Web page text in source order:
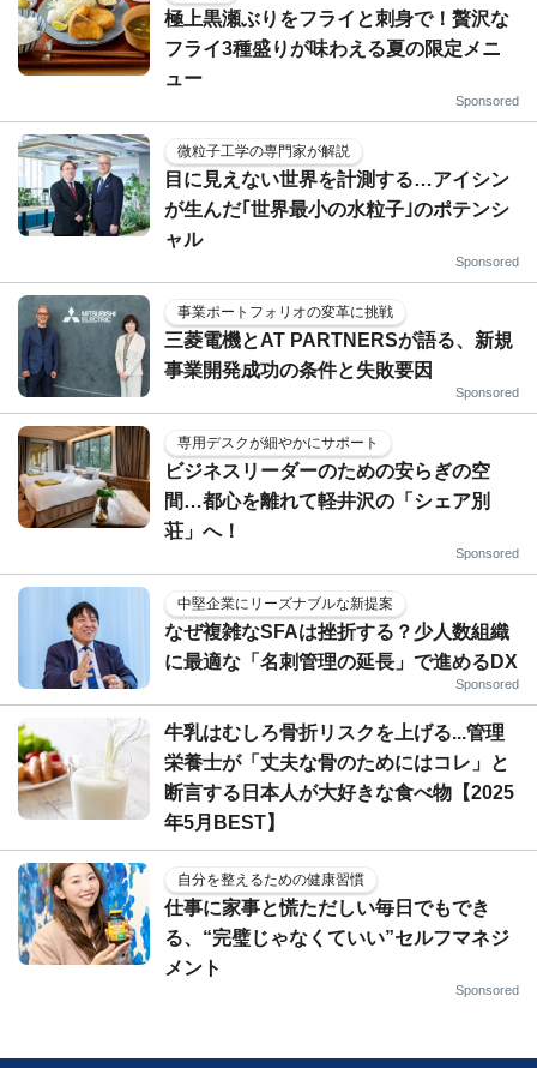
極上黒瀬ぶりをフライと刺身で！贅沢な
フライ3種盛りが味わえる夏の限定メニ
ュー
Sponsored
微粒子工学の専門家が解説
目に見えない世界を計測する…アイシン
が生んだ｢世界最小の水粒子｣のポテンシ
ャル
Sponsored
事業ポートフォリオの変革に挑戦
三菱電機とAT PARTNERSが語る、新規
事業開発成功の条件と失敗要因
Sponsored
専用デスクが細やかにサポート
ビジネスリーダーのための安らぎの空
間…都心を離れて軽井沢の「シェア別
荘」へ！
Sponsored
中堅企業にリーズナブルな新提案
なぜ複雑なSFAは挫折する？少人数組織
に最適な「名刺管理の延長」で進めるDX
Sponsored
牛乳はむしろ骨折リスクを上げる...管理
栄養士が「丈夫な骨のためにはコレ」と
断言する日本人が大好きな食べ物【2025
年5月BEST】
自分を整えるための健康習慣
仕事に家事と慌ただしい毎日でもでき
る、“完璧じゃなくていい”セルフマネジ
メント
Sponsored